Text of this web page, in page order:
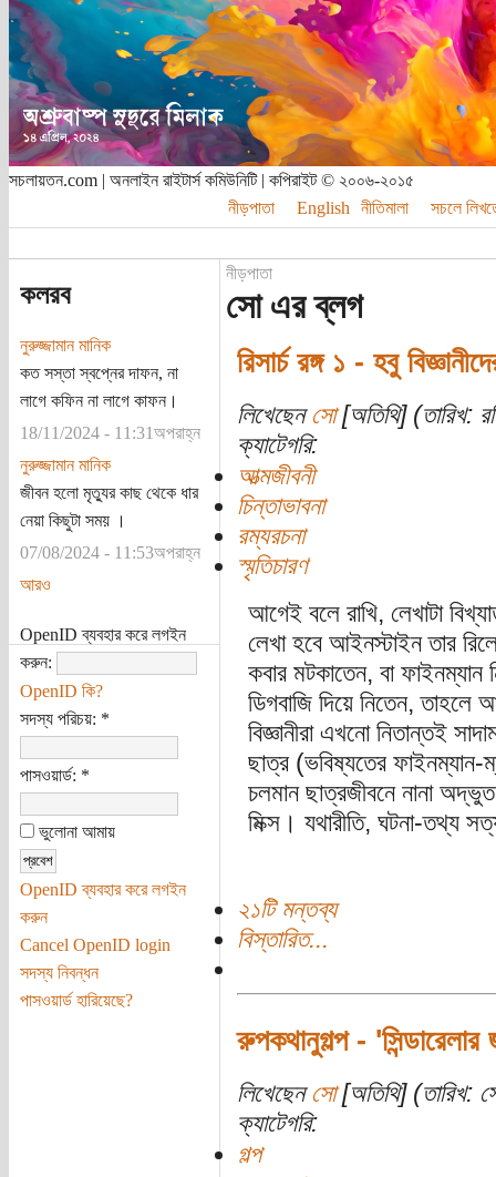
সচলায়তন.com | অনলাইন রাইটার্স কমিউনিটি | কপিরাইট © ২০০৬-২০১৫
নীড়পাতা
English নীতিমালা সচলে
কলরব
নুরুজ্জামান মানিক
কত সস্তা স্বপ্নের দাফন, না
লাগে কফিন না লাগে কাফন।
18/11/2024 - 11:31অপরাহ্ন
নুরুজ্জামান মানিক
জীবন হলো মৃত্যুর কাছ থেকে ধার
নেয়া কিছুটা সময় ।
07/08/2024 - 11:53অপরাহ্ন
আরও
OpenID ব্যবহার করে লগইন
করুন:
OpenID কি?
সদস্য পরিচয়: *
পাসওয়ার্ড: *
ভুলোনা আমায়
OpenID ব্যবহার করে লগইন
করুন
Cancel OpenID login
সদস্য নিবন্ধন
পাসওয়ার্ড হারিয়েছে?
নীড়পাতা
সো এর ব্লগ
রিসার্চ রঙ্গ ১ - হবু
লিখেছেন সো[অতিথি] (তারিখ:
ক্যাটেগরি:
আত্মজীবনী
চিন্তাভাবনা
রম্যরচনা
স্মৃতিচারণ
আগেই বলে রাখি, লেখাটা
লেখা হবে আইনস্টাইন তার
কবার মটকাতেন, বা
ডিগবাজি দিয়ে নিতেন,
বিজ্ঞানীরা এখনো নিতান্তই
ছাত্র (ভবিষ্যতের
চলমান ছাত্রজীবনে নানা
মিক্স। যথারীতি, ঘটনা-তথ্য
২১টি মন্তব্য
বিস্তারিত...
রুপকথানুগল্প -
লিখেছেন সো[অতিথি] (তারিখ:
ক্যাটেগরি:
গল্প